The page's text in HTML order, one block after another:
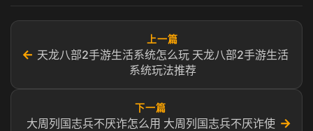
←
上一篇
天龙八部2手游生活系统怎么玩 天龙八部2手游生活
系统玩法推荐
下一篇
大周列国志兵不厌诈怎么用 大周列国志兵不厌诈使 →